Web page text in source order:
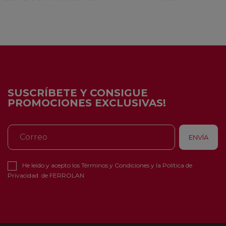
SUSCRÍBETE Y CONSIGUE
PROMOCIONES EXCLUSIVAS!
He leído y acepto los Términos y Condiciones y la Política de
Privacidad de FERROLAN